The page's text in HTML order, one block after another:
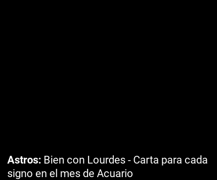
Astros Bien con Lourdes - Carta para cada
signo en el mes de Acuario